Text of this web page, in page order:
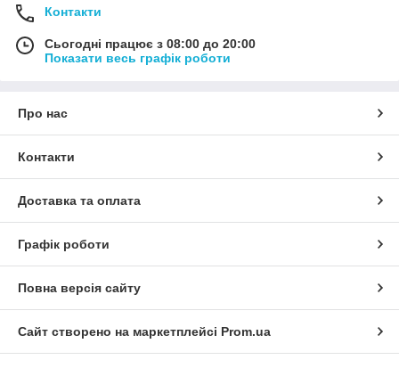
Контакти
Сьогодні працює з 08:00 до 20:00
Показати весь графік роботи
Про нас
Контакти
Доставка та оплата
Графік роботи
Повна версія сайту
Сайт створено на маркетплейсі Prom.ua